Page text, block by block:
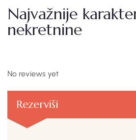
Najvažnije
nekretnine
No reviews yet
Rezerviši